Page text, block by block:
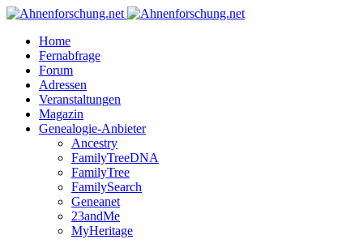
Home
Fernabfrage
Forum
Adressen
Veranstaltungen
Magazin
Genealogie-Anbieter
Ancestry
FamilyTreeDNA
FamilyTree
FamilySearch
Geneanet
23andMe
MyHeritage